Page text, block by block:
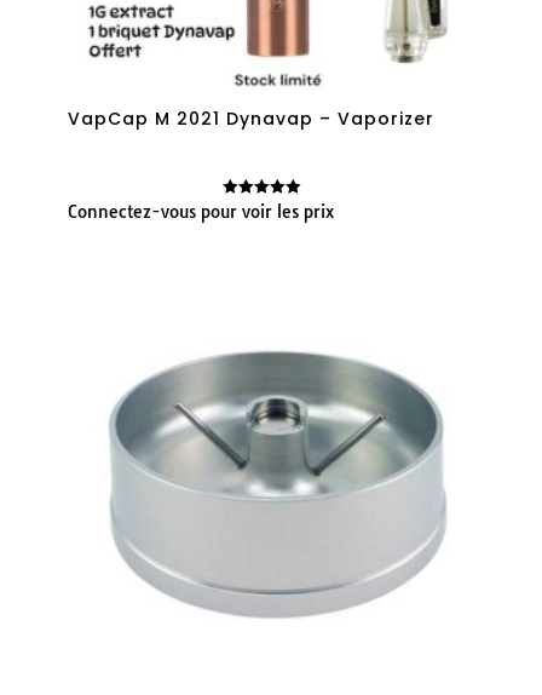
VapCap M 2021 Dynavap – Vaporizer
Note
5.00
Connectez-vous pour voir les prix